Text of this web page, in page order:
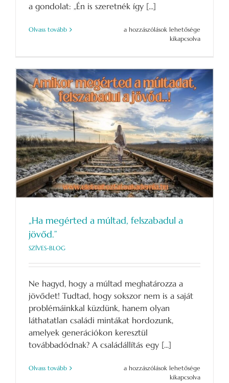
a gondolat: „Én is szeretnék így [...]
Olvass tovább
A
módszer
–
akár
a
hivatásod
is
lehet
bejegyzéshez
a hozzászólások lehetősége
kikapcsolva
„Ha megérted a múltad, felszabadul a
jövőd.”
SZÍVES-BLOG
Ne hagyd, hogy a múltad meghatározza a
jövődet! Tudtad, hogy sokszor nem is a saját
problémáinkkal küzdünk, hanem olyan
láthatatlan családi mintákat hordozunk,
amelyek generációkon keresztül
továbbadódnak? A családállítás egy [...]
Olvass tovább
„Ha
a hozzászólások lehetősége
kikapcsolva